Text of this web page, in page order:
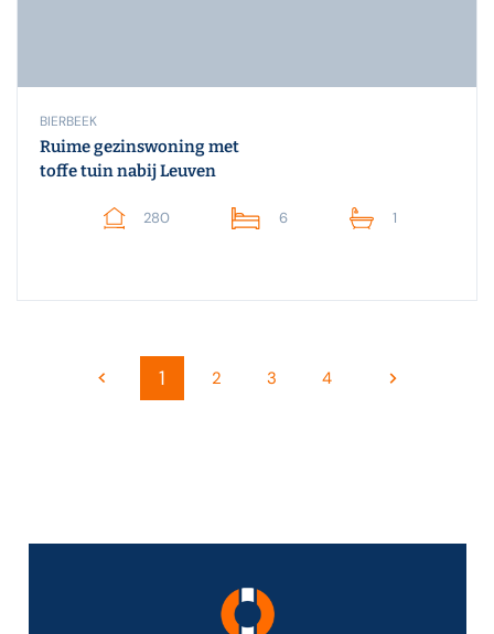
BIERBEEK
Ruime gezinswoning met
toffe tuin nabij Leuven
280 6 1
1 2 3 4